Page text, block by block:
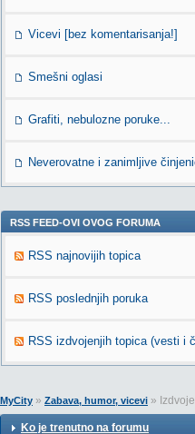
Vicevi [bez komentarisanja!]
Smešni oglasi
Grafiti, nebulozne poruke...
Neverovatne i zanimljive
RSS FEED-OVI OVOG FORUMA
RSS najnovijih topica
RSS poslednjih poruka
RSS izdvojenjih topica (vesti i
MyCity » Zabava, humor, vicevi »
Ko je trenutno na forumu